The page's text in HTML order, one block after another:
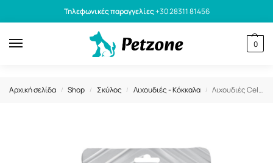
Τηλεφωνικές παραγγελίες+30 28311 81456
0
Αρχική σελίδα / Shop / Σκύλος / Λιχουδιές - Κόκκαλα / Λιχουδιές Celebrate Freshness Dental Soft Balls Chicken 150gr